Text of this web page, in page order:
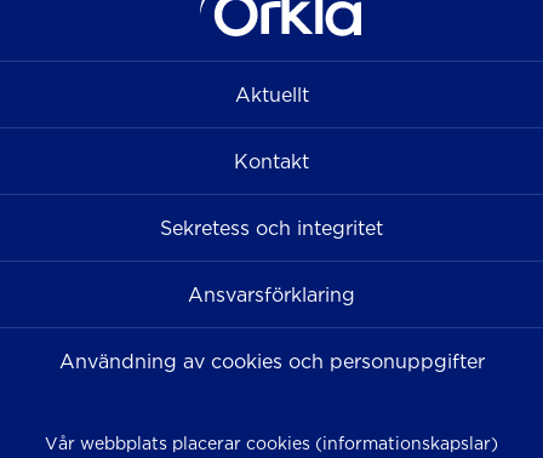
Aktuellt
Kontakt
Sekretess och integritet
Ansvarsförklaring
Användning av cookies och personuppgifter
Vår webbplats placerar cookies (informationskapslar)